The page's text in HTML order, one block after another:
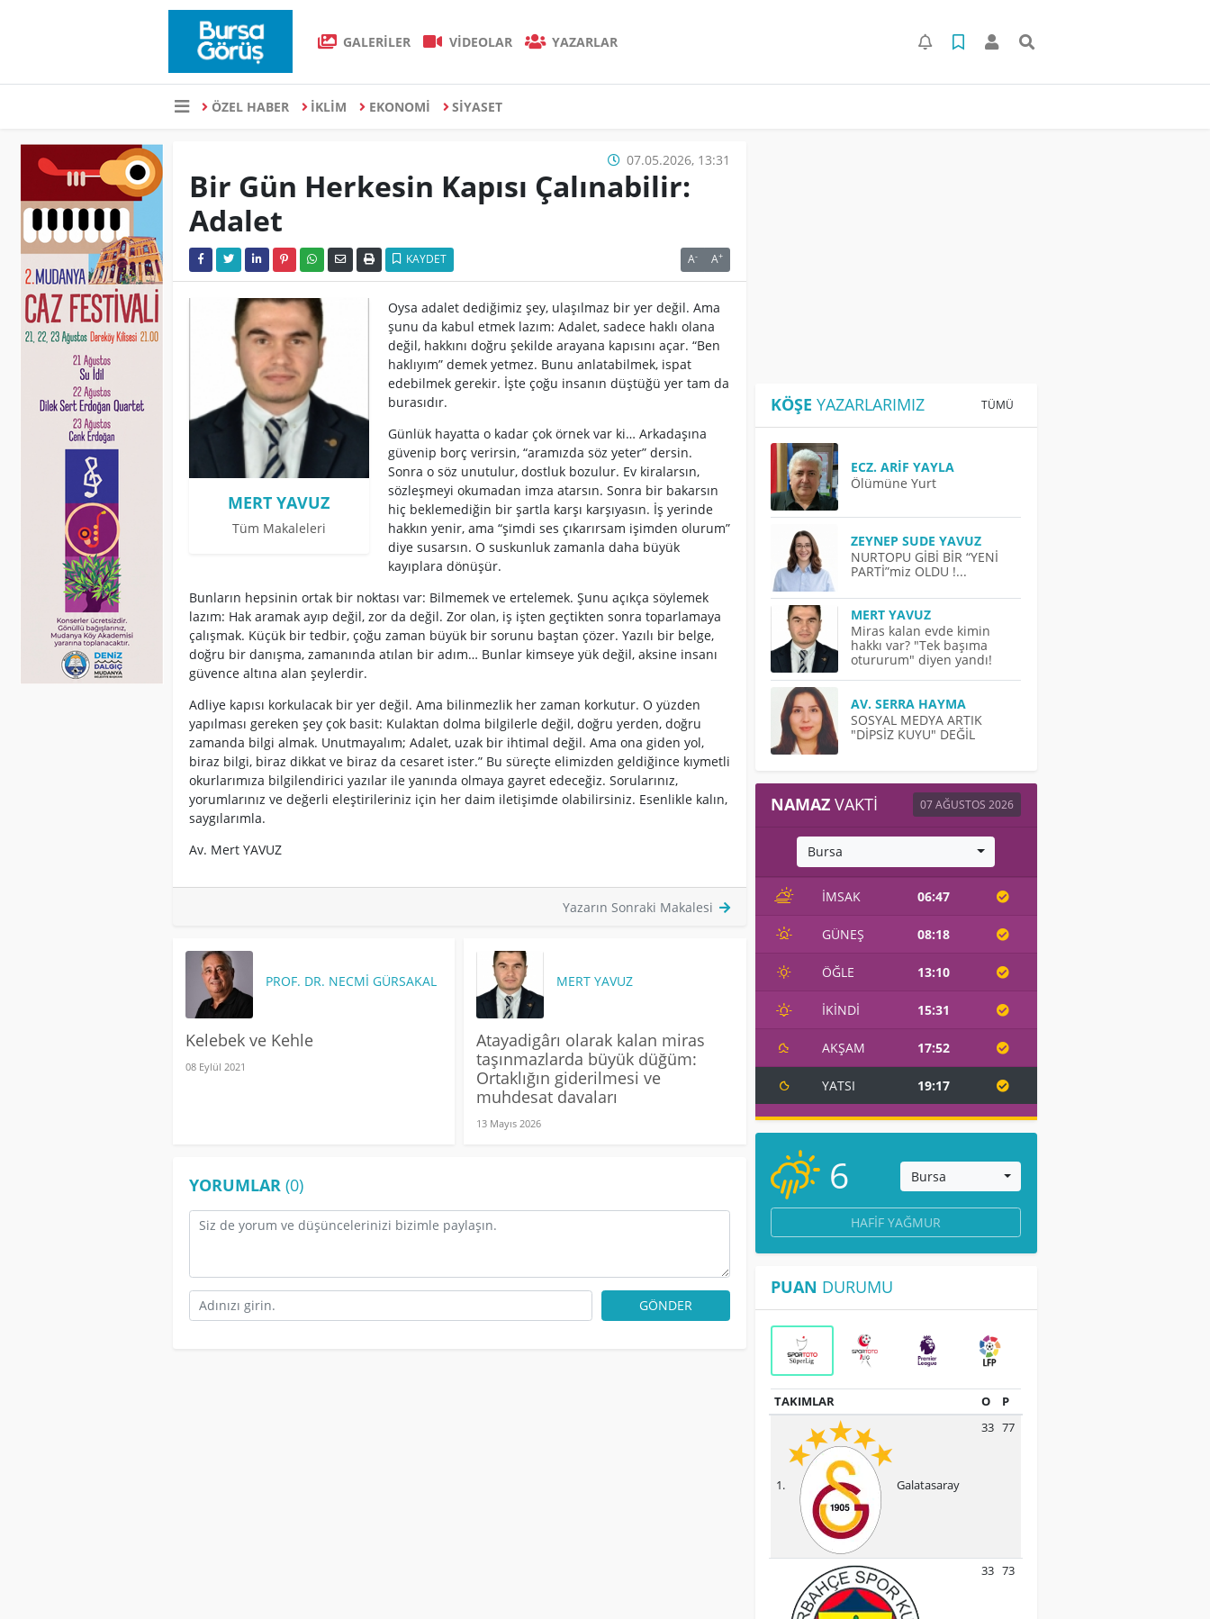
GALERİLER VİDEOLAR YAZARLAR
ÖZEL HABER İKLİM EKONOMİ SİYASET
07.05.2026, 13:31
Bir Gün Herkesin Kapısı Çalınabilir:
Adalet
KAYDET A- A+
MERT YAVUZ
Tüm Makaleleri
Oysa adalet dediğimiz şey, ulaşılmaz bir yer değil. Ama
şunu da kabul etmek lazım: Adalet, sadece haklı olana
değil, hakkını doğru şekilde arayana kapısını açar. “Ben
haklıyım” demek yetmez. Bunu anlatabilmek, ispat
edebilmek gerekir. İşte çoğu insanın düştüğü yer tam da
burasıdır.
Günlük hayatta o kadar çok örnek var ki… Arkadaşına
güvenip borç verirsin, “aramızda söz yeter” dersin.
Sonra o söz unutulur, dostluk bozulur. Ev kiralarsın,
sözleşmeyi okumadan imza atarsın. Sonra bir bakarsın
hiç beklemediğin bir şartla karşı karşıyasın. İş yerinde
hakkın yenir, ama “şimdi ses çıkarırsam işimden olurum”
diye susarsın. O suskunluk zamanla daha büyük
kayıplara dönüşür.
Bunların hepsinin ortak bir noktası var: Bilmemek ve ertelemek. Şunu açıkça söylemek
lazım: Hak aramak ayıp değil, zor da değil. Zor olan, iş işten geçtikten sonra toparlamaya
çalışmak. Küçük bir tedbir, çoğu zaman büyük bir sorunu baştan çözer. Yazılı bir belge,
doğru bir danışma, zamanında atılan bir adım… Bunlar kimseye yük değil, aksine insanı
güvence altına alan şeylerdir.
Adliye kapısı korkulacak bir yer değil. Ama bilinmezlik her zaman korkutur. O yüzden
yapılması gereken şey çok basit: Kulaktan dolma bilgilerle değil, doğru yerden, doğru
zamanda bilgi almak. Unutmayalım; Adalet, uzak bir ihtimal değil. Ama ona giden yol,
biraz bilgi, biraz dikkat ve biraz da cesaret ister.” Bu süreçte elimizden geldiğince kıymetli
okurlarımıza bilgilendirici yazılar ile yanında olmaya gayret edeceğiz. Sorularınız,
yorumlarınız ve değerli eleştirileriniz için her daim iletişimde olabilirsiniz. Esenlikle kalın,
saygılarımla.
Av. Mert YAVUZ
Yazarın Sonraki Makalesi
PROF. DR. NECMI GÜRSAKAL
Kelebek ve Kehle
08 Eylül 2021
MERT YAVUZ
Atayadigârı olarak kalan miras
taşınmazlarda büyük düğüm:
Ortaklığın giderilmesi ve
muhdesat davaları
13 Mayıs 2026
YORUMLAR (0)
GÖNDER
KÖŞE YAZARLARIMIZ TÜMÜ
ECZ. ARIF YAYLA
Ölümüne Yurt
ZEYNEP SUDE YAVUZ
NURTOPU GİBİ BİR “YENİ
PARTİ”miz OLDU !...
MERT YAVUZ
Miras kalan evde kimin
hakkı var? "Tek başıma
otururum" diyen yandı!
AV. SERRA HAYMA
SOSYAL MEDYA ARTIK
"DİPSİZ KUYU" DEĞİL
NAMAZ VAKTI 07 AĞUSTOS 2026
Bursa
İMSAK 06:47
GÜNEŞ 08:18
ÖĞLE 13:10
İKINDI 15:31
AKŞAM 17:52
YATSI 19:17
6 Bursa
HAFIF YAĞMUR
PUAN DURUMU
TAKIMLAR O P
1. Galatasaray
33 77
33 73